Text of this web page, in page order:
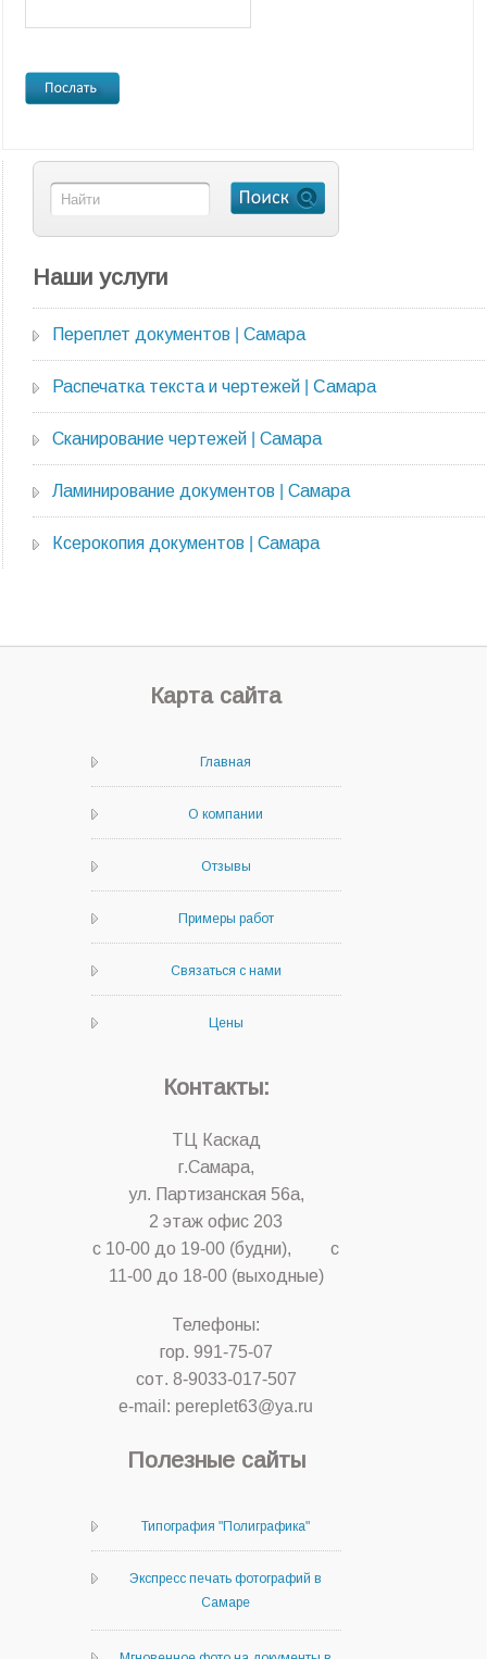
Наши услуги
Переплет документов | Самара
Распечатка текста и чертежей | Cамара
Сканирование чертежей | Самара
Ламинирование документов | Самара
Ксерокопия документов | Самара
Карта сайта
Главная
О компании
Отзывы
Примеры работ
Связаться с нами
Цены
Контакты:
ТЦ Каскад
г.Самара,
ул. Партизанская 56а,
2 этаж офис 203
с 10-00 до 19-00 (будни), с
11-00 до 18-00 (выходные)
Телефоны:
гор. 991-75-07
сот. 8-9033-017-507
e-mail: pereplet63@ya.ru
Полезные сайты
Типография "Полиграфика"
Экспресс печать фотографий в
Самаре